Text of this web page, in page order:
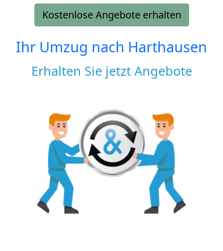
Kostenlose Angebote erhalten
Ihr Umzug nach Harthausen
Erhalten Sie jetzt Angebote